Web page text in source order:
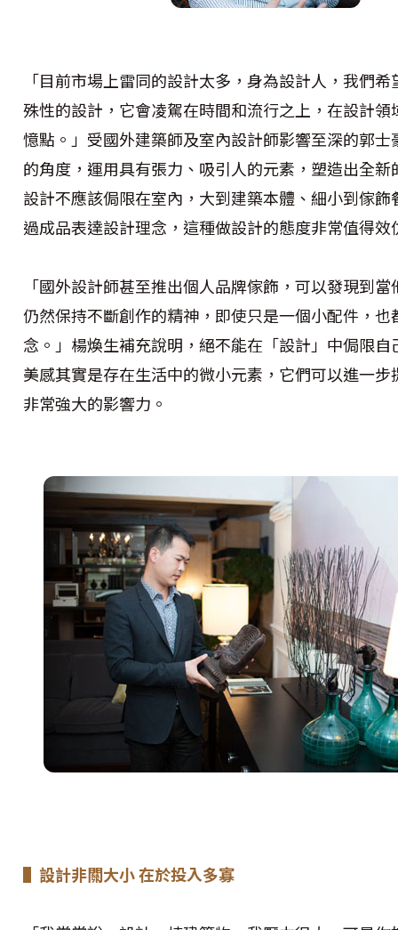
「目前市場上雷同的設計太多，身為設計人，我們
殊性的設計，它會凌駕在時間和流行之上，在設計領
憶點。」受國外建築師及室內設計師影響至深的郭士
的角度，運用具有張力、吸引人的元素，塑造出全新
設計不應該侷限在室內，大到建築本體、細小到傢飾
過成品表達設計理念，這種做設計的態度非常值得效
「國外設計師甚至推出個人品牌傢飾，可以發現到
仍然保持不斷創作的精神，即使只是一個小配件，也
念。」楊煥生補充說明，絕不能在「設計」中侷限自
美感其實是存在生活中的微小元素，它們可以進一步
非常強大的影響力。
▌設計非關大小 在於投入多寡